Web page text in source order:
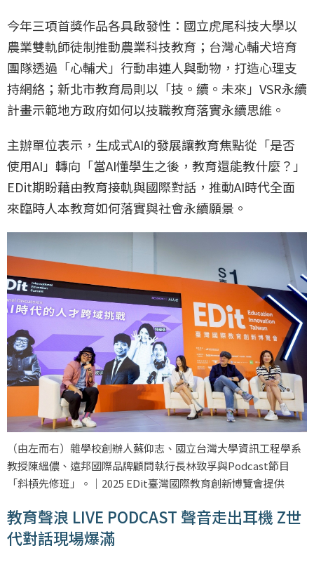
今年三項首獎作品各具啟發性：國立虎尾科技大學以
農業雙軌師徒制推動農業科技教育；台灣心輔犬培育
團隊透過「心輔犬」行動串連人與動物，打造心理支
持網絡；新北市教育局則以「技。續。未來」VSR永續
計畫示範地方政府如何以技職教育落實永續思維。
主辦單位表示，生成式AI的發展讓教育焦點從「是否
使用AI」轉向「當AI懂學生之後，教育還能教什麼？」
EDit期盼藉由教育接軌與國際對話，推動AI時代全面
來臨時人本教育如何落實與社會永續願景。
（由左而右）雜學校創辦人蘇仰志、國立台灣大學資訊工程學系
教授陳縕儂、遠邦國際品牌顧問執行長林致孚與Podcast節目
「斜槓先修班」。｜2025 EDit臺灣國際教育創新博覽會提供
教育聲浪 LIVE PODCAST 聲音走出耳機 Z世
代對話現場爆滿